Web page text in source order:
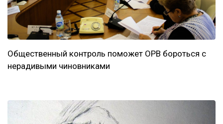
Общественный контроль поможет ОРВ бороться с
нерадивыми чиновниками